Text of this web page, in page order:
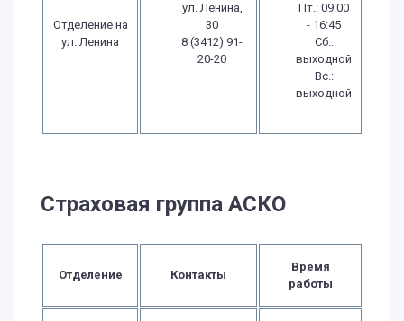
Отделение на
ул. Ленина
ул. Ленина,
30
8 (3412) 91-
20-20
Пт.: 09:00
- 16:45
Сб.:
выходной
Вс.:
выходной
Страховая группа АСКО
Отделение Контакты
Время
работы